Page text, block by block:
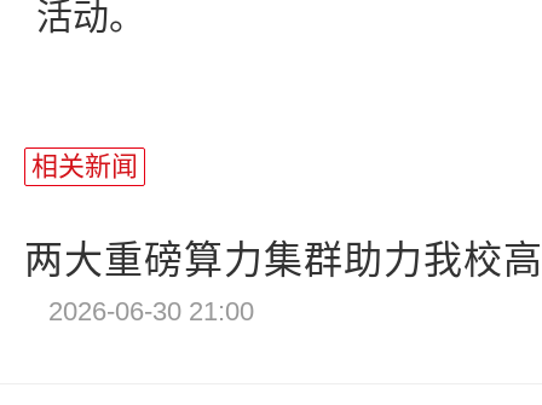
活动。
相关新闻
两大重磅算力集群助力我校
2026-06-30 21:00